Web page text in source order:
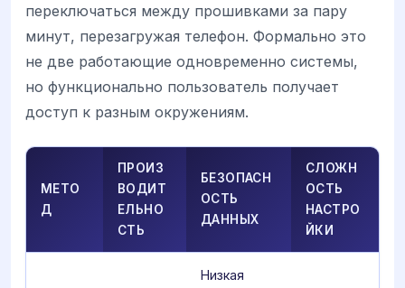
переключаться между прошивками за пару
минут, перезагружая телефон. Формально это
не две работающие одновременно системы,
но функционально пользователь получает
доступ к разным окружениям.
МЕТО
Д
ПРОИЗ
ВОДИТ
ЕЛЬНО
СТЬ
БЕЗОПАСН
ОСТЬ
ДАННЫХ
СЛОЖН
ОСТЬ
НАСТРО
ЙКИ
Низкая